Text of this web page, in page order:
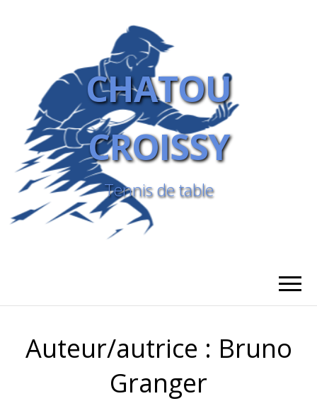
CHATOU
CROISSY
Tennis de table
Auteur/autrice : Bruno
Granger